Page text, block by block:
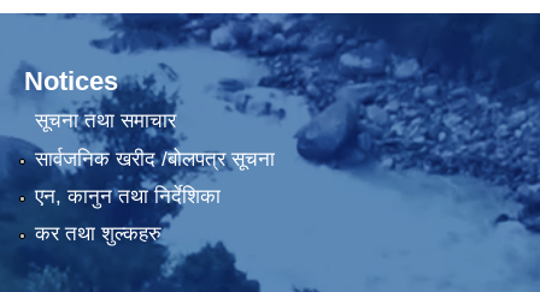
Notices
सूचना तथा समाचार
सार्वजनिक खरीद /बोलपत्र सूचना
एन, कानुन तथा निर्देशिका
कर तथा शुल्कहरु